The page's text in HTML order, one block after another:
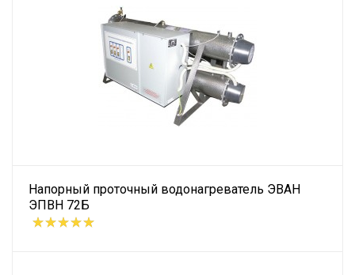
Напорный проточный водонагреватель ЭВАН
ЭПВН 72Б